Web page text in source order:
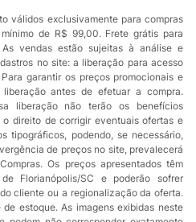
válidos exclusivamente para compras
de R$ 99,00. Frete grátis para
vendas estão sujeitas à análise e
no site: a liberação para acesso
garantir os preços promocionais e
antes de efetuar a compra.
liberação não terão os benefícios
direito de corrigir eventuais ofertas e
tipográficos, podendo, se necessário,
de preços no site, prevalecerá
Os preços apresentados têm
Florianópolis/SC e poderão sofrer
cliente ou a regionalização da oferta.
estoque. As imagens exibidas neste